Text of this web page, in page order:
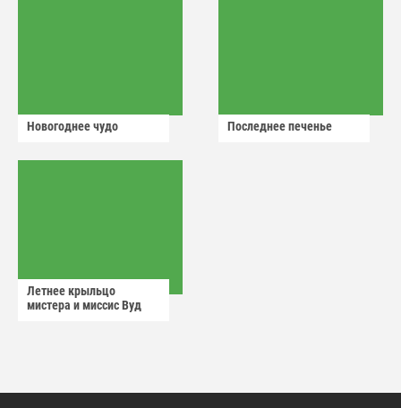
Новогоднее чудо Последнее печенье
Летнее крыльцо
мистера и миссис Вуд